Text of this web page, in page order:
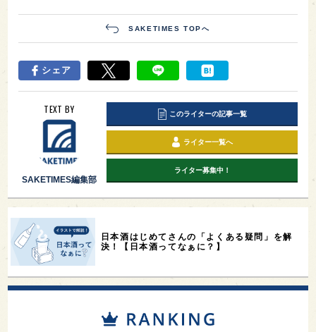
SAKETIMES TOPへ
シェア
TEXT BY
SAKETIMES編集部
このライターの記事一覧
ライター一覧へ
ライター募集中！
日本酒はじめてさんの「よくある疑問」を解
決！【日本酒ってなぁに？】